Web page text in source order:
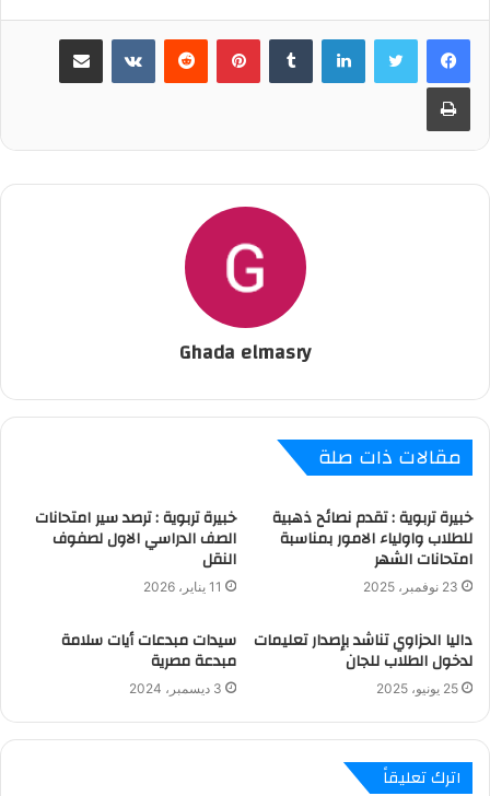
لينكدإن بينتيريست
Ghada elmasry
مقالات ذات صلة
خبيرة تربوية : تقدم نصائح ذهبية
للطلاب واولياء الامور بمناسبة
امتحانات الشهر
23 نوفمبر، 2025
خبيرة تربوية : ترصد سير امتحانات
الصف الدراسي الاول لصفوف
النقل
11 يناير، 2026
داليا الحزاوي تناشد بإصدار تعليمات
لدخول الطلاب للجان
25 يونيو، 2025
سيدات مبدعات أيات سلامة
مبدعة مصرية
3 ديسمبر، 2024
اترك تعليقاً